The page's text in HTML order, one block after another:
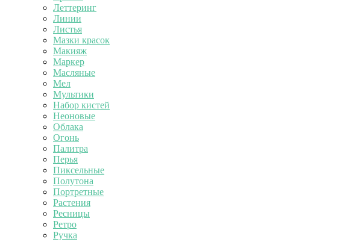
Леттеринг
Линии
Листья
Мазки красок
Макияж
Маркер
Масляные
Мел
Мультики
Набор кистей
Неоновые
Облака
Огонь
Палитра
Перья
Пиксельные
Полутона
Портретные
Растения
Ресницы
Ретро
Ручка